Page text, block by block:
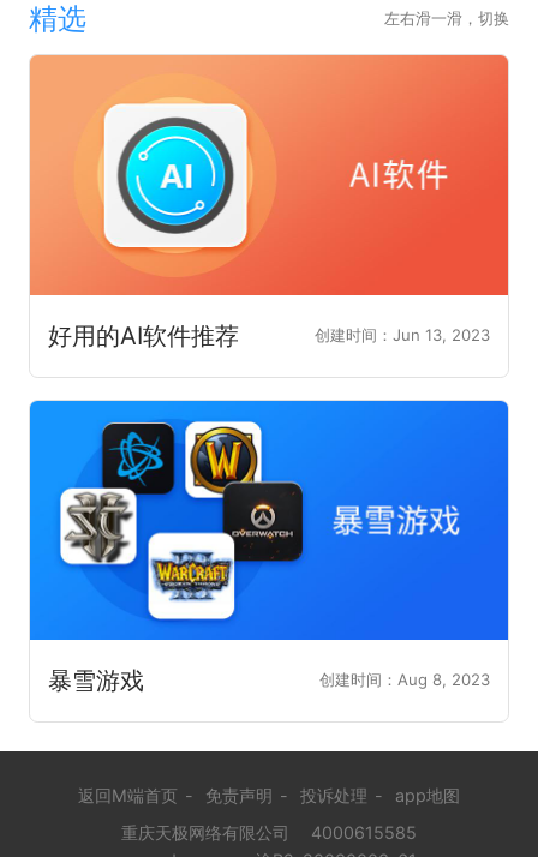
精选 左右滑一滑，切换
好用的AI软件推荐 创建时间：Jun 13, 2023
暴雪游戏 创建时间：Aug 8, 2023
返回M端首页 - 免责声明 - 投诉处理 -
app地图
重庆天极网络有限公司
4000615585